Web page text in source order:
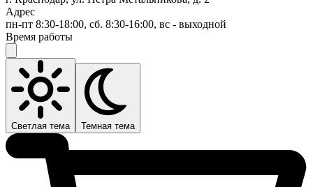
Адрес
пн-пт 8:30-18:00, сб. 8:30-16:00, вс - выходной
Время работы
Светлая тема Темная тема